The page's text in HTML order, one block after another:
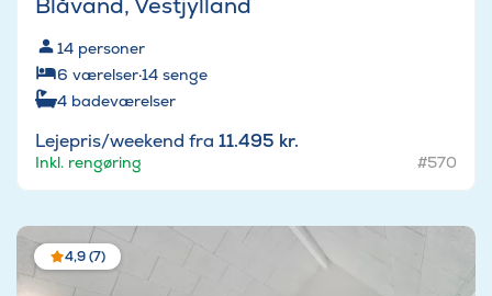
Blåvand, Vestjylland
14 personer
6 værelser·14 senge
4 badeværelser
Lejepris/weekend fra 11.495 kr.
Inkl. rengøring #570
4,9 (7)